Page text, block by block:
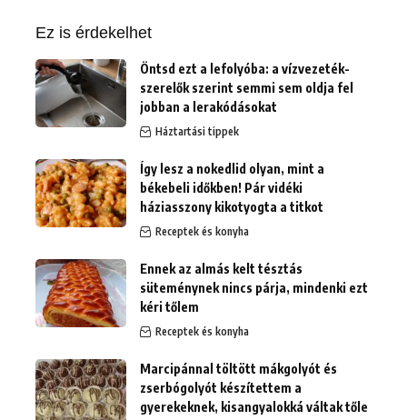
Ez is érdekelhet
Öntsd ezt a lefolyóba: a vízvezeték-
szerelők szerint semmi sem oldja fel
jobban a lerakódásokat
Háztartási tippek
Így lesz a nokedlid olyan, mint a
békebeli időkben! Pár vidéki
háziasszony kikotyogta a titkot
Receptek és konyha
Ennek az almás kelt tésztás
süteménynek nincs párja, mindenki ezt
kéri tőlem
Receptek és konyha
Marcipánnal töltött mákgolyót és
zserbógolyót készítettem a
gyerekeknek, kisangyalokká váltak tőle